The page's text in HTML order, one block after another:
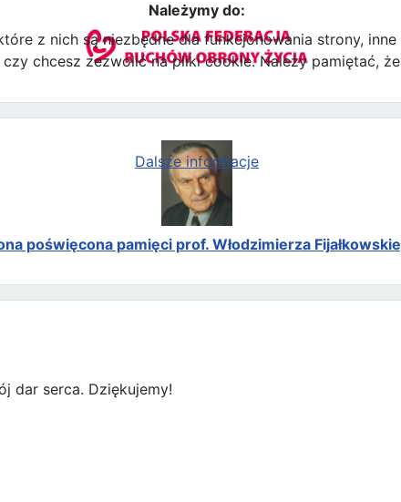
Należymy do:
poświęcona pamięci prof. Włodzimierza
dar serca. Dziękujemy!
z nich są niezbędne dla funkcjonowania strony,
chcesz zezwolić na pliki cookie. Należy pamiętać,
Dalsze informacje